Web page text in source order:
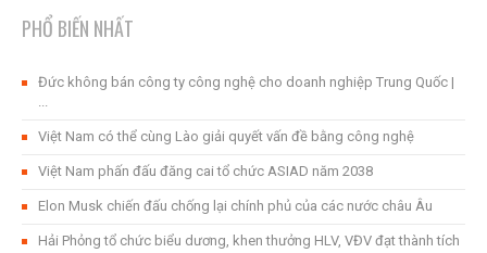
PHỔ BIẾN NHẤT
Đức không bán công ty công nghệ cho doanh nghiệp Trung Quốc |
...
Việt Nam có thể cùng Lào giải quyết vấn đề bằng công nghệ
Việt Nam phấn đấu đăng cai tổ chức ASIAD năm 2038
Elon Musk chiến đấu chống lại chính phủ của các nước châu Âu
Hải Phỏng tổ chức biểu dương, khen thưởng HLV, VĐV đạt thành tích